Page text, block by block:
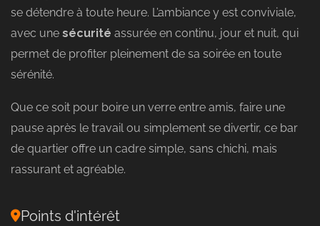
se détendre à toute heure. L’ambiance y est conviviale,
avec une sécurité assurée en continu, jour et nuit, qui
permet de profiter pleinement de sa soirée en toute
sérénité.
Que ce soit pour boire un verre entre amis, faire une
pause après le travail ou simplement se divertir, ce bar
de quartier offre un cadre simple, sans chichi, mais
rassurant et agréable.
Points d'intérêt